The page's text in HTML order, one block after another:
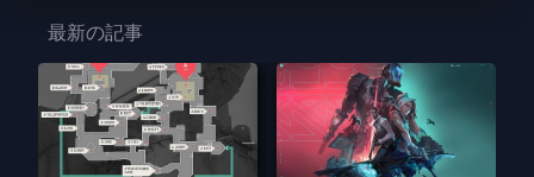
最新の記事